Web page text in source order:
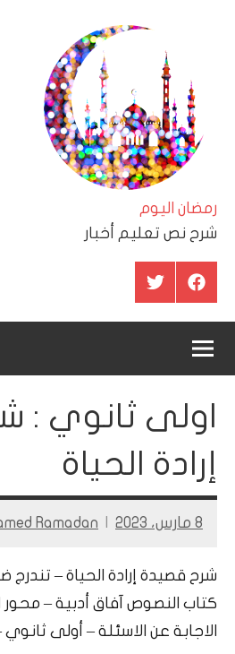
رمضان اليوم
شرح نص تعليم أخبار
عنصر
القائمة
عنصر
القائمة
اولى ثانوي :
إرادة الحياة
8 مارس، 2023 Ramadan
شرح قصيدة إرادة الحياة – تندرج
كتاب النصوص آفاق أدبية –
الاجابة عن الاسئلة – أولى